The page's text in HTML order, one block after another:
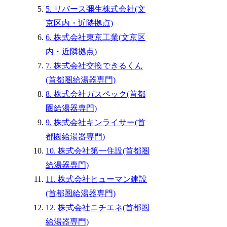
5. リバース彌生株式会社(文
京区内・近隣拠点)
6. 株式会社東京工業(文京区
内・近隣拠点)
7. 株式会社交換できるくん
(首都圏給湯器専門)
8. 株式会社ガスペック(首都
圏給湯器専門)
9. 株式会社キンライサー(首
都圏給湯器専門)
10. 株式会社第一住設(首都圏
給湯器専門)
11. 株式会社ヒューマン建設
(首都圏給湯器専門)
12. 株式会社ニチエネ(首都圏
給湯器専門)